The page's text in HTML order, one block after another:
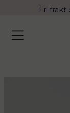
Fri frakt